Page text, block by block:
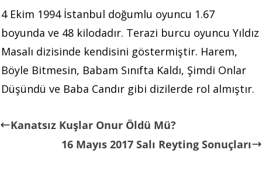
4 Ekim 1994 İstanbul doğumlu oyuncu 1.67
boyunda ve 48 kilodadır. Terazi burcu oyuncu Yıldız
Masalı dizisinde kendisini göstermiştir. Harem,
Böyle Bitmesin, Babam Sınıfta Kaldı, Şimdi Onlar
Düşündü ve Baba Candır gibi dizilerde rol almıştır.
Kanatsız Kuşlar Onur Öldü Mü?
16 Mayıs 2017 Salı Reyting Sonuçları